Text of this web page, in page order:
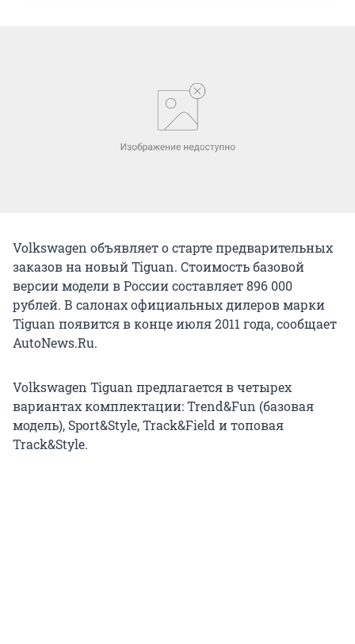
Volkswagen объявляет о старте предварительных
заказов на новый Tiguan. Стоимость базовой
версии модели в России составляет 896 000
рублей. В салонах официальных дилеров марки
Tiguan появится в конце июля 2011 года, сообщает
AutoNews.Ru.
Volkswagen Tiguan предлагается в четырех
вариантах комплектации: Trend&Fun (базовая
модель), Sport&Style, Track&Field и топовая
Track&Style.